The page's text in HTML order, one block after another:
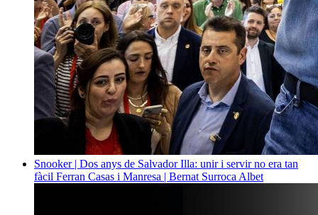
Snooker | Dos anys de Salvador Illa: unir i servir no era tan
fàcil Ferran Casas i Manresa | Bernat Surroca Albet